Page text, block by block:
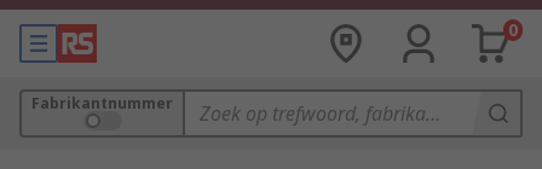
0
Fabrikantnummer